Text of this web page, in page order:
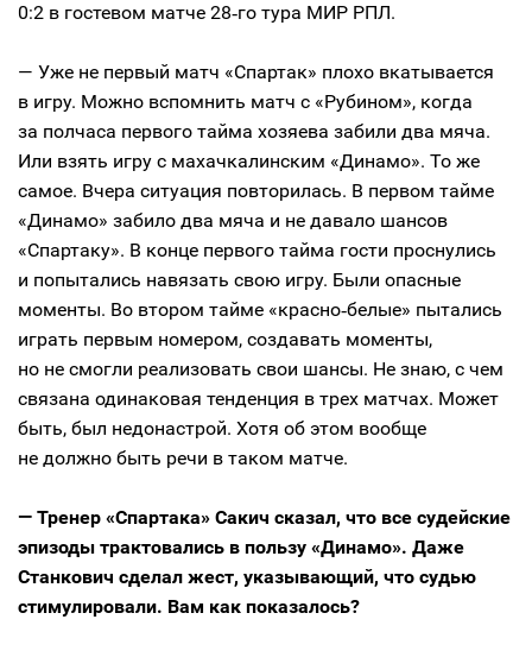
0:2 в гостевом матче 28‑го тура МИР РПЛ.
— Уже не первый матч «Спартак» плохо вкатывается
в игру. Можно вспомнить матч с «Рубином», когда
за полчаса первого тайма хозяева забили два мяча.
Или взять игру с махачкалинским «Динамо». То же
самое. Вчера ситуация повторилась. В первом тайме
«Динамо» забило два мяча и не давало шансов
«Спартаку». В конце первого тайма гости проснулись
и попытались навязать свою игру. Были опасные
моменты. Во втором тайме «красно‑белые» пытались
играть первым номером, создавать моменты,
но не смогли реализовать свои шансы. Не знаю, с чем
связана одинаковая тенденция в трех матчах. Может
быть, был недонастрой. Хотя об этом вообще
не должно быть речи в таком матче.
— Тренер «Спартака» Сакич сказал, что все судейские
эпизоды трактовались в пользу «Динамо». Даже
Станкович сделал жест, указывающий, что судью
стимулировали. Вам как показалось?